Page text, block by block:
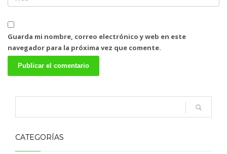
Guarda mi nombre, correo electrónico y web en este
navegador para la próxima vez que comente.
CATEGORÍAS